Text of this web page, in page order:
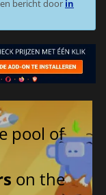
bericht door in
pool of
on the